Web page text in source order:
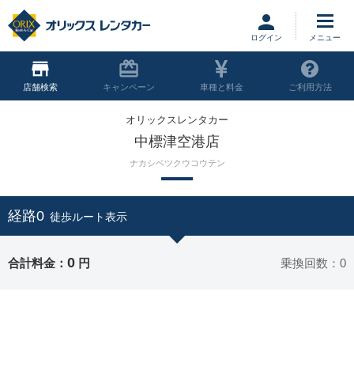
ログイン
店舗 キャンペーン 車種と料金 ご利用方法
オリックスレンタカー
中標津空港店
ナカシベツクウコウテン
経路0 徒歩ルート表示
合計料金： 0 円 乗換回数：0